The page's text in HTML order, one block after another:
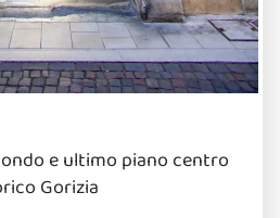
e ultimo piano centro
Gorizia